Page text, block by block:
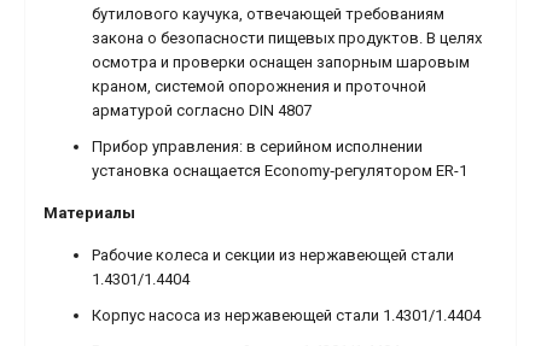
бутилового каучука, отвечающей требованиям
закона о безопасности пищевых продуктов. В целях
осмотра и проверки оснащен запорным шаровым
краном, системой опорожнения и проточной
арматурой согласно DIN 4807
Прибор управления: в серийном исполнении
установка оснащается Economy‐регулятором ER-1
Материалы
Рабочие колеса и секции из нержавеющей стали
1.4301/1.4404
Корпус насоса из нержавеющей стали 1.4301/1.4404